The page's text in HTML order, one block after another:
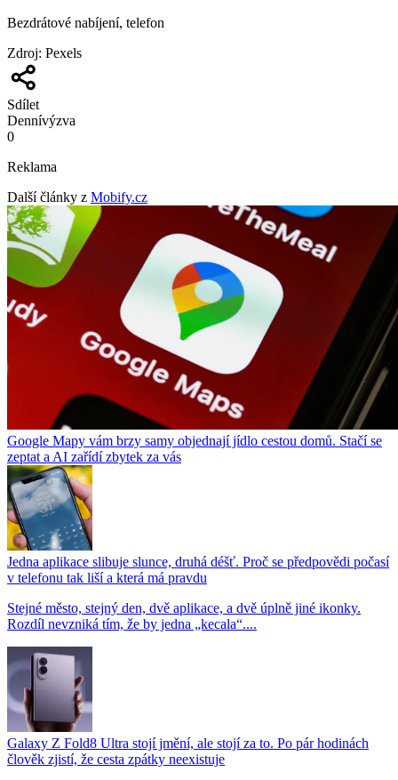
Bezdrátové nabíjení, telefon
Zdroj: Pexels
Sdílet
Dennívýzva
0
Reklama
Další články z Mobify.cz
Google Mapy vám brzy samy objednají jídlo cestou domů. Stačí se
zeptat a AI zařídí zbytek za vás
Jedna aplikace slibuje slunce, druhá déšť. Proč se předpovědi počasí
v telefonu tak liší a která má pravdu
Stejné město, stejný den, dvě aplikace, a dvě úplně jiné ikonky.
Rozdíl nevzniká tím, že by jedna „kecala“....
Galaxy Z Fold8 Ultra stojí jmění, ale stojí za to. Po pár hodinách
člověk zjistí, že cesta zpátky neexistuje